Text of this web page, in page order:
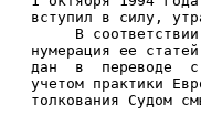
вступил в силу,
В
нумерация ее
дан  в  переводе  с
учетом практики
толкования